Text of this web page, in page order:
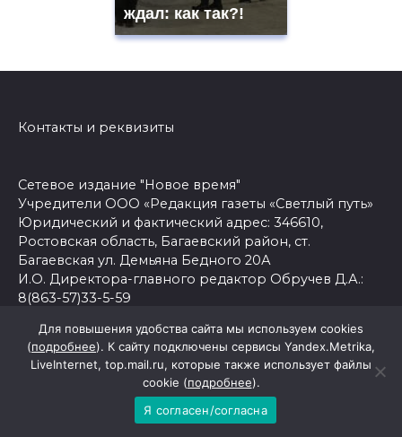
ждал: как так?!
Контакты и реквизиты
Сетевое издание "Новое время"
Учредители ООО «Редакция газеты «Светлый путь»
Юридический и фактический адрес: 346610,
Ростовская область, Багаевский район, ст.
Багаевская ул. Демьяна Бедного 20А
И.О. Директора-главного редактор Обручев Д.А.:
8(863-57)33-5-59
E-mail редакции: conon65@mail.ru
Сетевое издание "Новое время" зарегистрировано
Федеральной службой по надзору в сфере связи,
информационных технологий и массовых
Для повышения удобства сайта мы используем cookies
(подробнее). К сайту подключены сервисы Yandex.Metrika,
LiveInternet, top.mail.ru, которые также использует файлы
cookie (подробнее).
Я согласен/согласна